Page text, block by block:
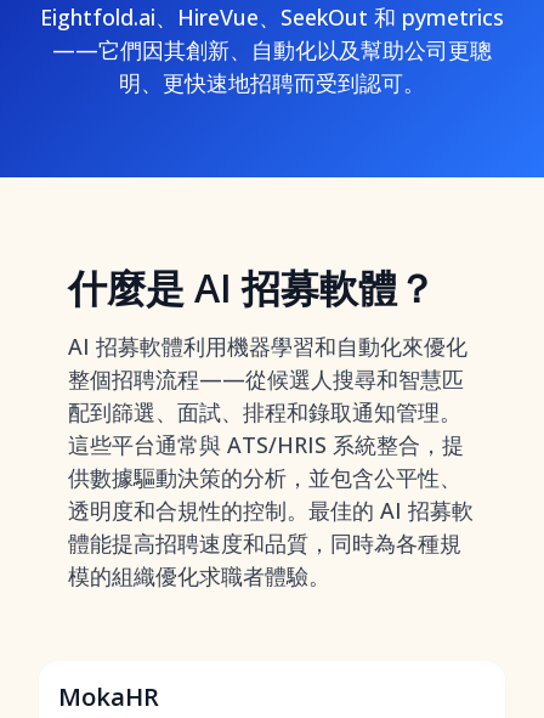
Eightfold.ai、HireVue、SeekOut 和 pymetrics
——它們因其創新、自動化以及幫助公司更聰
明、更快速地招聘而受到認可。
什麼是 AI 招募軟體？
AI 招募軟體利用機器學習和自動化來優化
整個招聘流程——從候選人搜尋和智慧匹
配到篩選、面試、排程和錄取通知管理。
這些平台通常與 ATS/HRIS 系統整合，提
供數據驅動決策的分析，並包含公平性、
透明度和合規性的控制。最佳的 AI 招募軟
體能提高招聘速度和品質，同時為各種規
模的組織優化求職者體驗。
MokaHR